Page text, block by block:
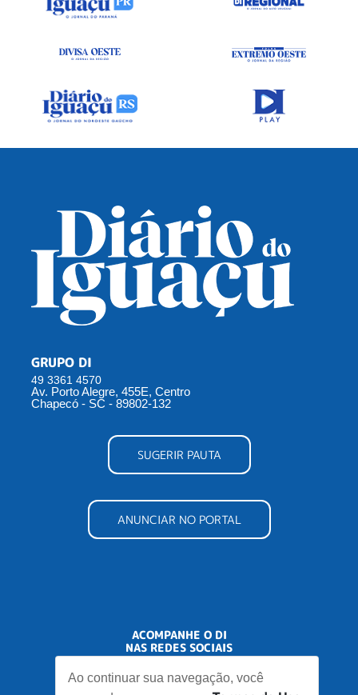
Ao continuar sua navegação, você
GRUPO DI
49 3361 4570
Av. Porto Alegre, 455E, Centro
Chapecó - SC - 89802-132
SUGERIR PAUTA
ANUNCIAR NO PORTAL
ACOMPANHE O DI
NAS REDES SOCIAIS